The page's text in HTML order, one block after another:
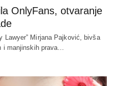
OnlyFans, otvaranje
Lawyer” Mirjana Pajković, bivša
i manjinskih prava…